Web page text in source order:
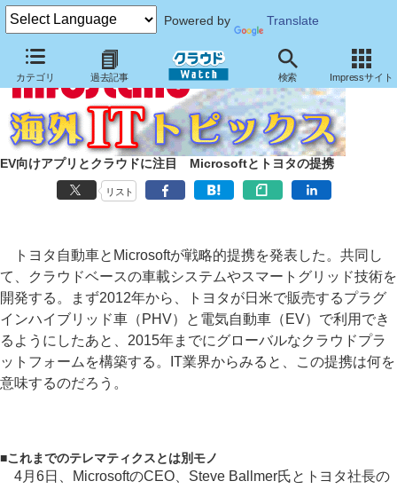
Powered by Translate
カテゴリ 過去記事 検索 Impressサイト
EV向けアプリとクラウドに注目 Microsoftとトヨタの提携
リスト
トヨタ自動車とMicrosoftが戦略的提携を発表した。共同し
て、クラウドベースの車載システムやスマートグリッド技術を
開発する。まず2012年から、トヨタが日米で販売するプラグ
インハイブリッド車（PHV）と電気自動車（EV）で利用でき
るようにしたあと、2015年までにグローバルなクラウドプラ
ットフォームを構築する。IT業界からみると、この提携は何を
意味するのだろう。
■これまでのテレマティクスとは別モノ
4月6日、MicrosoftのCEO、Steve Ballmer氏とトヨタ社長の